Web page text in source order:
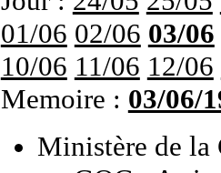
01/06 02/06 03/06
10/06 11/06 12/06
Memoire : 03/06/
Ministère de la